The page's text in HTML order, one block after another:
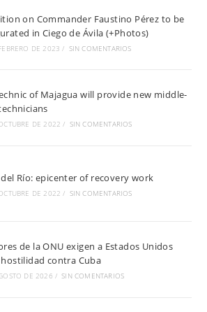
on Commander Faustino Pérez to be
in Ciego de Ávila (+Photos)
DE 2023 / SIN COMENTARIOS
of Majagua will provide new middle-
DE 2022 / SIN COMENTARIOS
Río: epicenter of recovery work
DE 2022 / SIN COMENTARIOS
de la ONU exigen a Estados Unidos
hostilidad contra Cuba
DE 2026 / SIN COMENTARIOS